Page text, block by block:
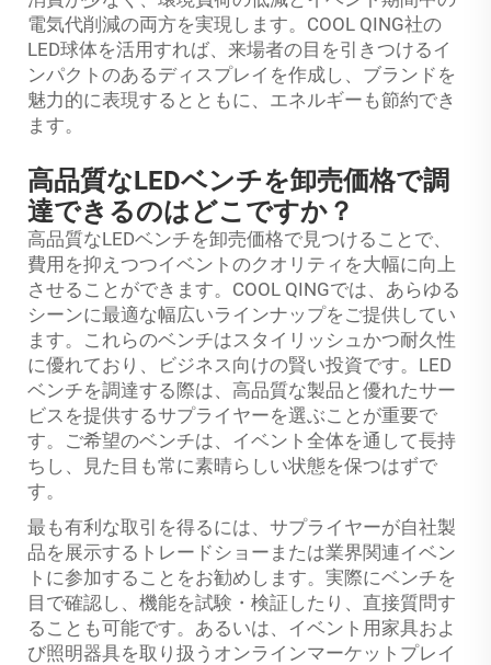
電気代削減の両方を実現します。COOL QING社の
LED球体を活用すれば、来場者の目を引きつけるイ
ンパクトのあるディスプレイを作成し、ブランドを
魅力的に表現するとともに、エネルギーも節約でき
ます。
高品質なLEDベンチを卸売価格で調
達できるのはどこですか？
高品質なLEDベンチを卸売価格で見つけることで、
費用を抑えつつイベントのクオリティを大幅に向上
させることができます。COOL QINGでは、あらゆる
シーンに最適な幅広いラインナップをご提供してい
ます。これらのベンチはスタイリッシュかつ耐久性
に優れており、ビジネス向けの賢い投資です。LED
ベンチを調達する際は、高品質な製品と優れたサー
ビスを提供するサプライヤーを選ぶことが重要で
す。ご希望のベンチは、イベント全体を通して長持
ちし、見た目も常に素晴らしい状態を保つはずで
す。
最も有利な取引を得るには、サプライヤーが自社製
品を展示するトレードショーまたは業界関連イベン
トに参加することをお勧めします。実際にベンチを
目で確認し、機能を試験・検証したり、直接質問す
ることも可能です。あるいは、イベント用家具およ
び照明器具を取り扱うオンラインマーケットプレイ